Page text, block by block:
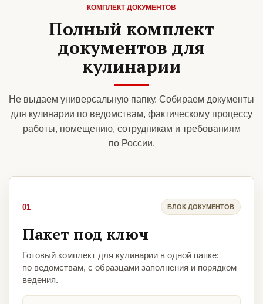
КОМПЛЕКТ ДОКУМЕНТОВ
Полный комплект
документов для
кулинарии
Не выдаем универсальную папку. Собираем документы
для кулинарии по ведомствам, фактическому процессу
работы, помещению, сотрудникам и требованиям
по России.
01 БЛОК ДОКУМЕНТОВ
Пакет под ключ
Готовый комплект для кулинарии в одной папке:
по ведомствам, с образцами заполнения и порядком
ведения.